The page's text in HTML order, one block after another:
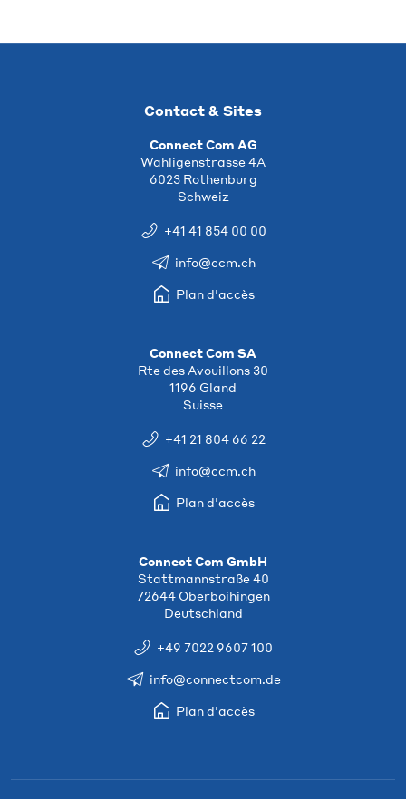
Contact & Sites
Connect Com AG
Wahligenstrasse 4A
6023 Rothenburg
Schweiz
+41 41 854 00 00
info@ccm.ch
Plan d'accès
Connect Com SA
Rte des Avouillons 30
1196 Gland
Suisse
+41 21 804 66 22
info@ccm.ch
Plan d'accès
Connect Com GmbH
Stattmannstraße 40
72644 Oberboihingen
Deutschland
+49 7022 9607 100
info@connectcom.de
Plan d'accès